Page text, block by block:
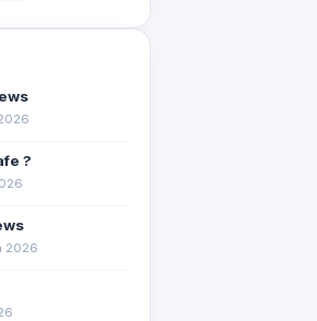
?
2026